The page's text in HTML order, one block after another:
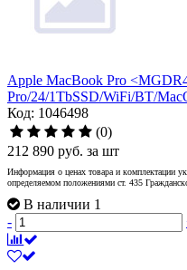
Apple MacBook Pro
Pro/24/1TbSSD/WiFi/BT/
Код: 1046498
(0)
212 890 руб. за шт
Информация о ценах товара и комплектации
определяемом положениями ст. 435
В наличии 1
-